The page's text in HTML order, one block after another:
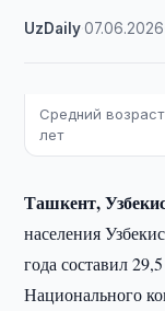
UzDaily·07.06.2026
Средний
лет
Ташкент,
населения
года составил
Национального